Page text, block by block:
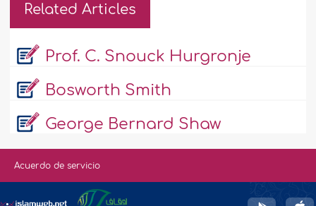
Related Articles
Prof. C. Snouck Hurgronje
Bosworth Smith
George Bernard Shaw
Acuerdo de servicio